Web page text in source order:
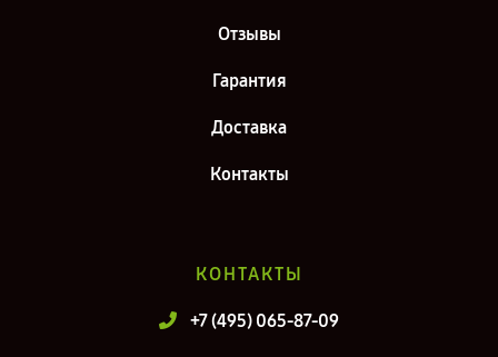
Отзывы
Гарантия
Доставка
Контакты
КОНТАКТЫ
+7 (495) 065-87-09